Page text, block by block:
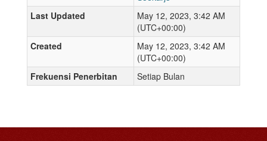
Last Updated
May 12, 2023, 3:42 AM
(UTC+00:00)
Created
May 12, 2023, 3:42 AM
(UTC+00:00)
Frekuensi Penerbitan
Setiap Bulan